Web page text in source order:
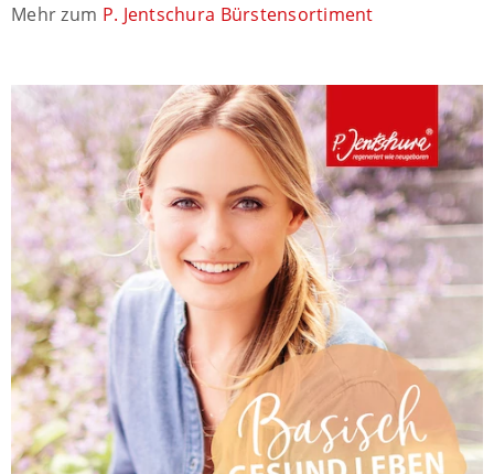
Mehr zum P. Jentschura Bürstensortiment